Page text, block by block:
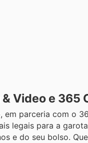
Video e 365
em parceria com o
legais para a
e do seu bolso.